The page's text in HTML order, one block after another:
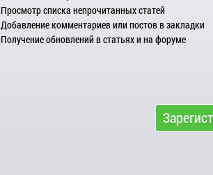
Просмотр списка непрочитанных статей
Добавление комментариев или постов в закладки
Получение обновлений в статьях и на форуме